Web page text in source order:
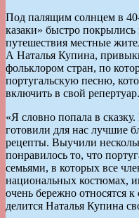
Под палящим солнцем в
казаки» быстро
путешествия местные
А Наталья Купина,
фольклором стран, по
португальскую песню,
включить в свой репертуар.
«Я словно попала в
готовили для нас лучшие
рецепты. Выучили
понравилось то, что
семьями, в которых все
национальных костюмах,
очень бережно относятся
делится Наталья Купина